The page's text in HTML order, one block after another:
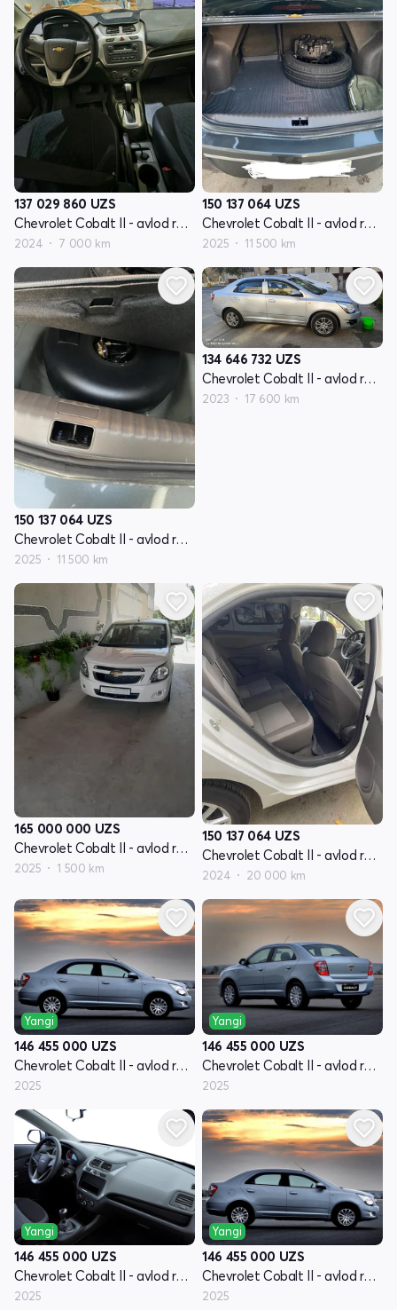
137 029 860 UZS
Chevrolet Cobalt II - avlod restyling
2024 7 000 km
150 137 064 UZS
Chevrolet Cobalt II - avlod restyling
2025 11 500 km
150 137 064 UZS
Chevrolet Cobalt II - avlod restyling
2025 11 500 km
134 646 732 UZS
Chevrolet Cobalt II - avlod restyling
2023 17 600 km
165 000 000 UZS
Chevrolet Cobalt II - avlod restyling
2025 1 500 km
150 137 064 UZS
Chevrolet Cobalt II - avlod restyling
2024 20 000 km
Yangi
146 455 000 UZS
Chevrolet Cobalt II - avlod restyling
2025
Yangi
146 455 000 UZS
Chevrolet Cobalt II - avlod restyling
2025
Yangi
146 455 000 UZS
Chevrolet Cobalt II - avlod restyling
2025
Yangi
146 455 000 UZS
Chevrolet Cobalt II - avlod restyling
2025